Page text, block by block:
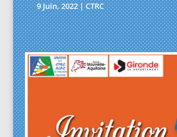
9 Juin, 2022|CTRC